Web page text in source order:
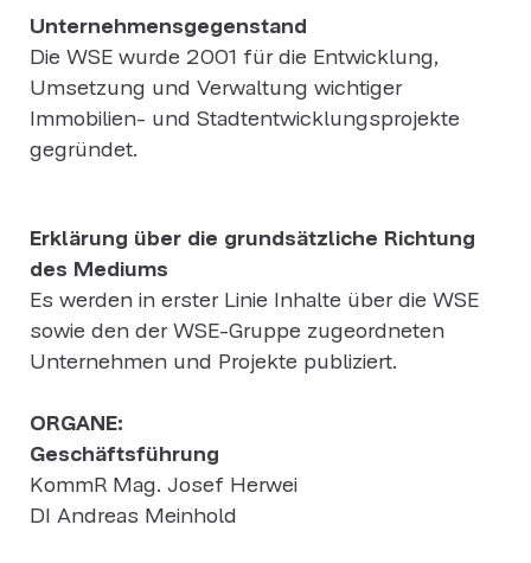
Unternehmensgegenstand
Die WSE wurde 2001 für die Entwicklung,
Umsetzung und Verwaltung wichtiger
Immobilien- und Stadtentwicklungsprojekte
gegründet.
Erklärung über die grundsätzliche Richtung
des Mediums
Es werden in erster Linie Inhalte über die WSE
sowie den der WSE-Gruppe zugeordneten
Unternehmen und Projekte publiziert.
ORGANE:
Geschäftsführung
KommR Mag. Josef Herwei
DI Andreas Meinhold